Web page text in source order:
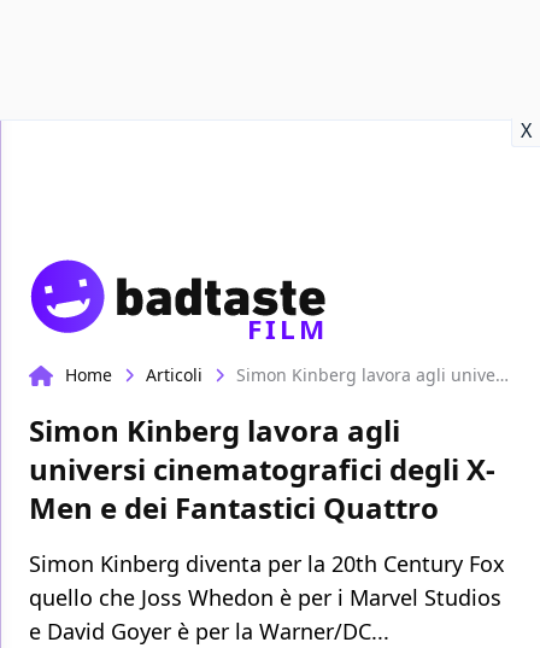
X
FILM
Home Articoli Simon Kinberg lavora agli universi cinematografici degli X-Men e dei Fantastici Quattro
Simon Kinberg lavora agli
universi cinematografici degli X-
Men e dei Fantastici Quattro
Simon Kinberg diventa per la 20th Century Fox
quello che Joss Whedon è per i Marvel Studios
e David Goyer è per la Warner/DC...